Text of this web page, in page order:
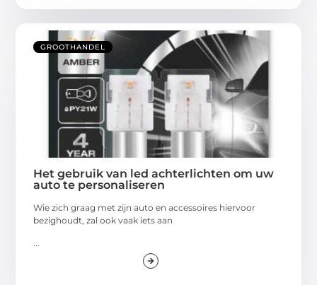
GROOTHANDEL
Het gebruik van led achterlichten om uw
auto te personaliseren
Wie zich graag met zijn auto en accessoires hiervoor
bezighoudt, zal ook vaak iets aan
...